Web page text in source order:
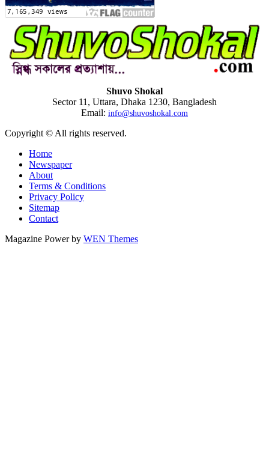
Shuvo Shokal
Sector 11, Uttara, Dhaka 1230, Bangladesh
Email: info@shuvoshokal.com
Copyright © All rights reserved.
Home
Newspaper
About
Terms & Conditions
Privacy Policy
Sitemap
Contact
Magazine Power by WEN Themes